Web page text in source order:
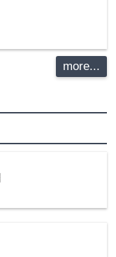
more...